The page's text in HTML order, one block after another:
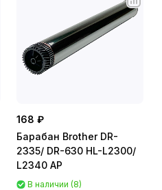
168 ₽
Барабан Brother DR-
2335/ DR-630 HL-L2300/
L2340 AP
В наличии (8)